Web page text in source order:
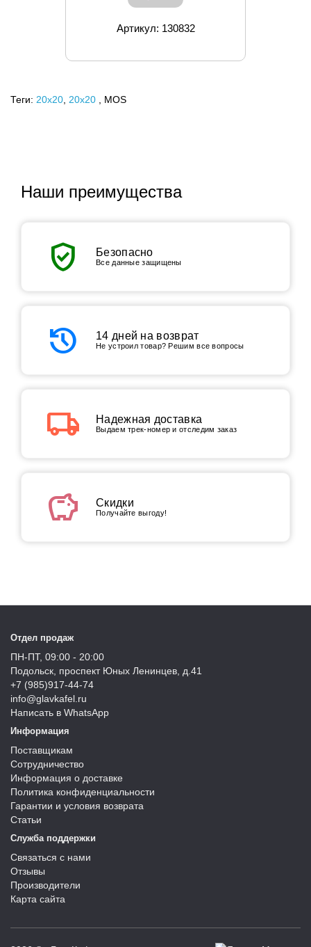
Артикул: 130832
Теги: 20x20 20х20 , MOS
Наши преимущества
verified_user Безопасно
Все данные защищены
history 14 дней на возврат
Не устроил товар? Решим все вопросы
local_shipping Надежная доставка
Выдаем трек-номер и отследим заказ
savings Скидки
Получайте выгоду!
Отдел продаж
ПН-ПТ, 09:00 - 20:00
Подольск, проспект Юных Ленинцев, д.41
+7 (985)917-44-74
info@glavkafel.ru
Написать в WhatsApp
Информация
Поставщикам
Сотрудничество
Информация о доставке
Политика конфиденциальности
Гарантии и условия возврата
Статьи
Служба поддержки
Связаться с нами
Отзывы
Производители
Карта сайта